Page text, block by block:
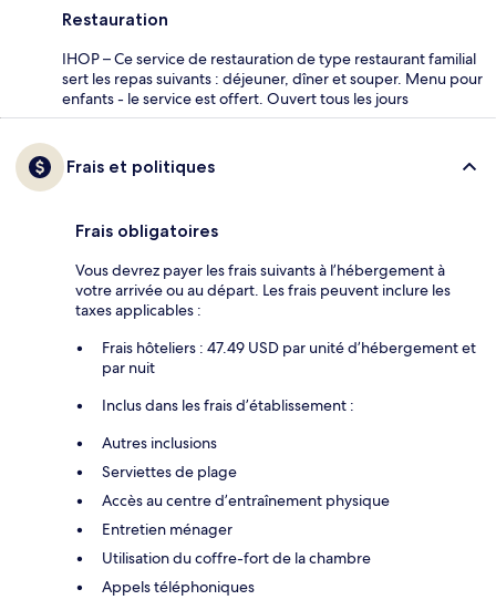
Restauration
IHOP – Ce service de restauration de type restaurant familial
sert les repas suivants : déjeuner, dîner et souper. Menu pour
enfants - le service est offert. Ouvert tous les jours
Frais et politiques
Frais obligatoires
Vous devrez payer les frais suivants à l’hébergement à
votre arrivée ou au départ. Les frais peuvent inclure les
taxes applicables :
Frais hôteliers : 47.49 USD par unité d’hébergement et
par nuit
Inclus dans les frais d’établissement :
Autres inclusions
Serviettes de plage
Accès au centre d’entraînement physique
Entretien ménager
Utilisation du coffre-fort de la chambre
Appels téléphoniques